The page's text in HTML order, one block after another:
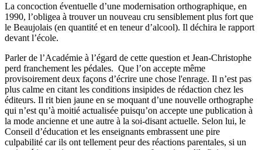
La concoction éventuelle d’une modernisation orthographique, en
1990, l’obligea à trouver un nouveau cru sensiblement plus fort que
le Beaujolais (en quantité et en teneur d’alcool). Il déchira le rapport
devant l’école.
Parler de l’Académie à l’égard de cette question et Jean-Christophe
perd franchement les pédales. Que l’on accepte même
provisoirement deux façons d’écrire une chose l'enrage. Il n’est pas
plus calme en citant les conditions insipides de rédaction chez les
éditeurs. Il rit bien jaune en se moquant d’une nouvelle orthographe
qui n’est qu’à moitié actualisée puisqu’on accepte une publication à
la mode ancienne et une autre à la soi-disant actuelle. Selon lui, le
Conseil d’éducation et les enseignants embrassent une pire
culpabilité car ils ont tellement peur des réactions parentales, si un